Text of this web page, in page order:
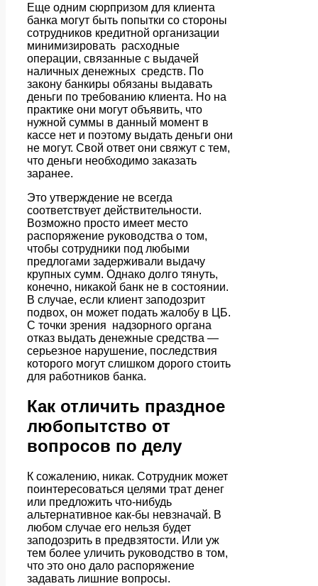
Еще одним сюрпризом для клиента
банка могут быть попытки со стороны
сотрудников кредитной организации
минимизировать расходные
операции, связанные с выдачей
наличных денежных средств. По
закону банкиры обязаны выдавать
деньги по требованию клиента. Но на
практике они могут объявить, что
нужной суммы в данный момент в
кассе нет и поэтому выдать деньги они
не могут. Свой ответ они свяжут с тем,
что деньги необходимо заказать
заранее.
Это утверждение не всегда
соответствует действительности.
Возможно просто имеет место
распоряжение руководства о том,
чтобы сотрудники под любыми
предлогами задерживали выдачу
крупных сумм. Однако долго тянуть,
конечно, никакой банк не в состоянии.
В случае, если клиент заподозрит
подвох, он может подать жалобу в ЦБ.
С точки зрения надзорного органа
отказ выдать денежные средства —
серьезное нарушение, последствия
которого могут слишком дорого стоить
для работников банка.
Как отличить праздное
любопытство от
вопросов по делу
К сожалению, никак. Сотрудник может
поинтересоваться целями трат денег
или предложить что-нибудь
альтернативное как-бы невзначай. В
любом случае его нельзя будет
заподозрить в предвзятости. Или уж
тем более уличить руководство в том,
что это оно дало распоряжение
задавать лишние вопросы.